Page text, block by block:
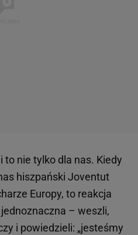
to nie tylko dla nas. Kiedy
hiszpański Joventut
Europy, to reakcja
– weszli,
i powiedzieli: „jesteśmy